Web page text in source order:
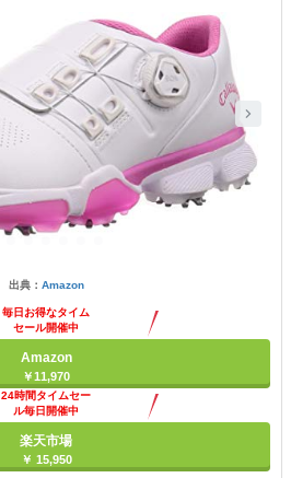
出典： Amazon
毎日お得なタイム
セール開催中
Amazon
￥11,970
24時間タイムセー
ル毎日開催中
楽天市場
￥ 15,950